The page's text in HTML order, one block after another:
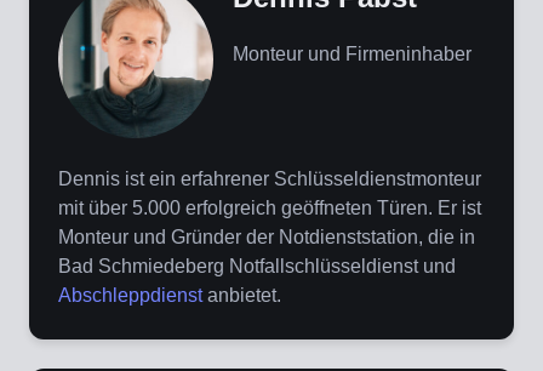
Monteur und Firmeninhaber
Dennis ist ein erfahrener Schlüsseldienstmonteur
mit über 5.000 erfolgreich geöffneten Türen. Er ist
Monteur und Gründer der Notdienststation, die in
Bad Schmiedeberg Notfallschlüsseldienst und
Abschleppdienstanbietet.